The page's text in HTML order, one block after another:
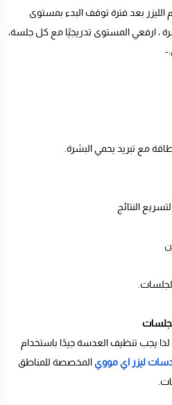
بعد فترة توقف البدء بمستوى
، ارفعي المستوى تدريجيًا مع كل جلسة،
مع تبريد يحمي البشرة.
النتائج
يجب تنظيف العدسة جيدًا باستخدام
ليزر اي مووي المخصصة للمناطق